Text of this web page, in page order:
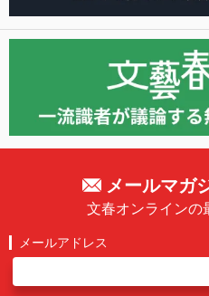
メールマガ
文春オンラインの
メールアドレス